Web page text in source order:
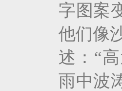
字图案
他们像
述：“
雨中波